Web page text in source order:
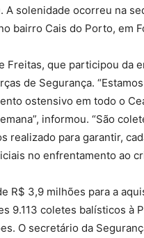
A solenidade ocorreu na
bairro Cais do Porto, em
Freitas, que participou da
de Segurança.
ostensivo em todo o
informou. “São
realizado para garantir,
no enfrentamento ao
R$ 3,9 milhões para a
9.113 coletes balísticos à
O secretário da